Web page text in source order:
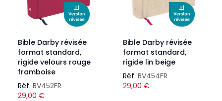
Bible Darby révisée
format standard,
rigide velours rouge
framboise
Réf. BV452FR
29,00 €
Bible Darby révisée
format standard,
rigide lin beige
Réf. BV454FR
29,00 €